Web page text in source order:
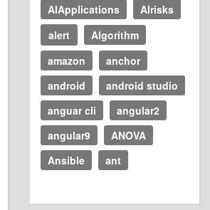
AIApplications
AIrisks
alert
Algorithm
amazon
anchor
android
android studio
anguar cli
angular2
angular9
ANOVA
Ansible
ant